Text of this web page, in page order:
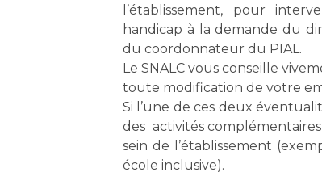
l’établissement, pour
handicap à la demande du
du coordonnateur du PIAL.
Le SNALC vous conseille
toute modification de votre
Si l’une de ces deux
des activités
sein de l’établissement
école inclusive).